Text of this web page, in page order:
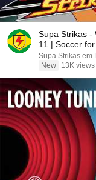
Supa Strikas -
11 | Soccer
Supa Strikas em
New
13K views